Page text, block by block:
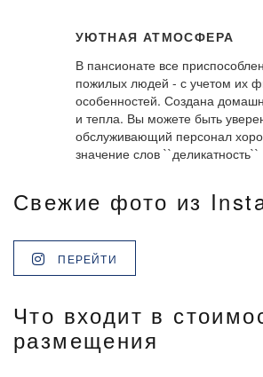
УЮТНАЯ АТМОСФЕРА
В пансионате все
пожилых людей - с учетом их
особенностей. Создана
и тепла. Вы можете быть
обслуживающий персонал
значение слов
Свежие фото из
ПЕРЕЙТИ
Что входит в
размещения